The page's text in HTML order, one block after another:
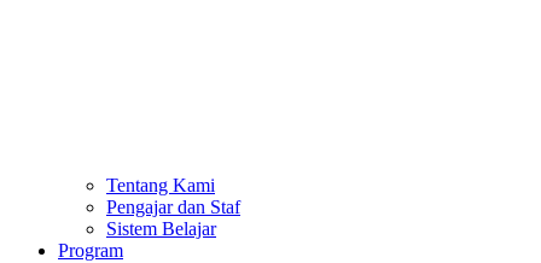
Tentang Kami
Pengajar dan Staf
Sistem Belajar
Program